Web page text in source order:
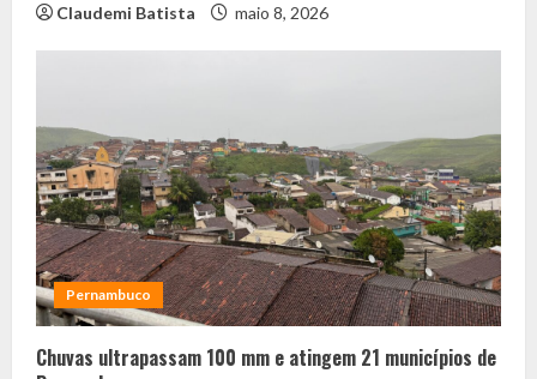
Claudemi Batista maio 8, 2026
Pernambuco
Chuvas ultrapassam 100 mm e atingem 21 municípios de